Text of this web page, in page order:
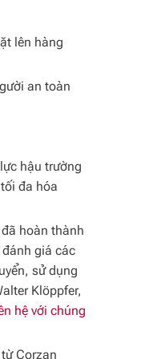
lên hàng
an toàn
hậu trường
đa hóa
hoàn thành
giá các
sử dụng
Klöppfer,
hệ với chúng
Corzan